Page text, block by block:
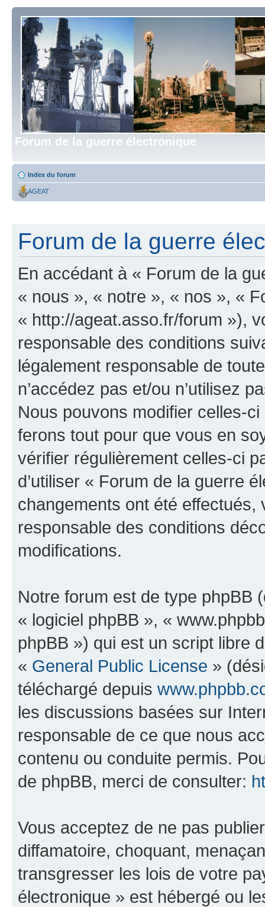
Forum de la guerre électronique
Index du forum
AGEAT
Forum de la guerre
En accédant à « Forum de la
« nous », « notre », « nos », «
« http://ageat.asso.fr/forum »),
responsable des conditions
légalement responsable de
n’accédez pas et/ou n’utilisez
Nous pouvons modifier celles-
ferons tout pour que vous en
vérifier régulièrement celles-ci
d’utiliser « Forum de la guerre
changements ont été effectués,
responsable des conditions
modifications.
Notre forum est de type phpBB
« logiciel phpBB », «
phpBB ») qui est un script libre
« General Public License »
téléchargé depuis
les discussions basées sur
responsable de ce que nous
contenu ou conduite permis.
de phpBB, merci de consulter:
Vous acceptez de ne pas
diffamatoire, choquant,
transgresser les lois de votre
électronique » est hébergé ou